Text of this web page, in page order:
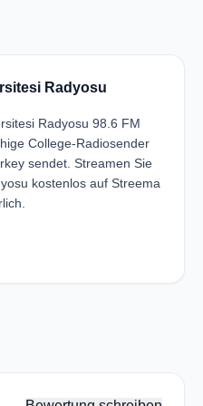
Radyosu
Radyosu 98.6 FM
College-Radiosender
sendet. Streamen Sie
kostenlos auf Streema